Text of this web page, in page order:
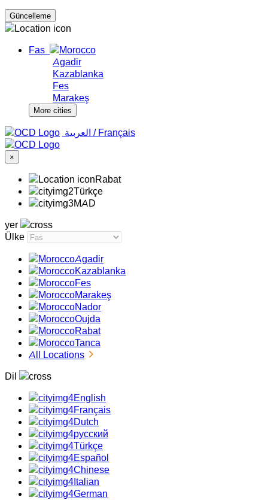
Fas
Agadir
Kazablanka
Fes
Marakeş
More cities
‏العربية ‏ / Français
×
Rabat
Türkçe
MAD
yer
Ülke
Agadir
Kazablanka
Fes
Marakeş
Nador
Oujda
Rabat
Tanca
All Locations
Dil
English
Français
Dutch
русский
Türkçe
Español
Chinese
Italian
German